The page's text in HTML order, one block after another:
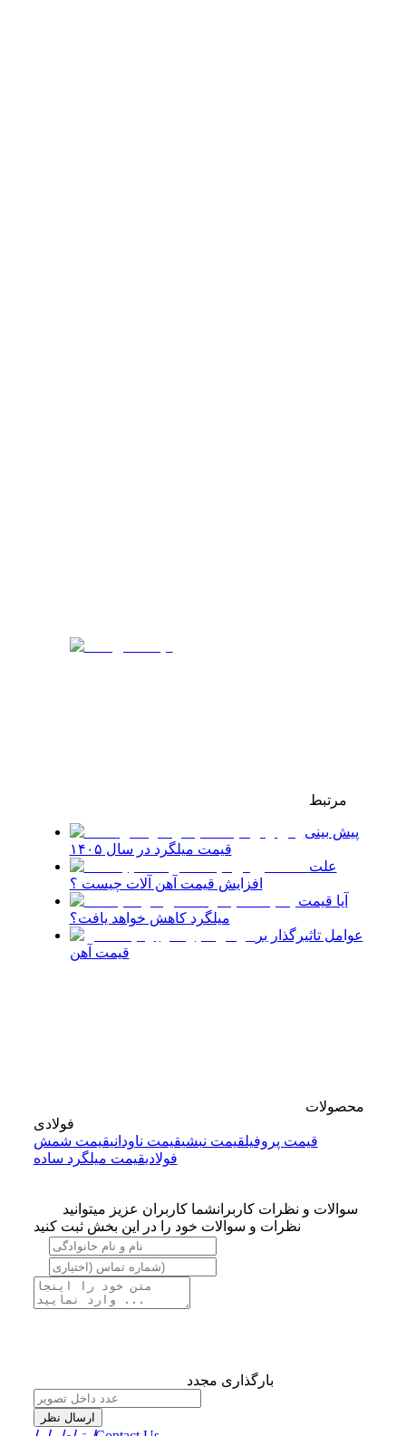
مرتبط
پیش بینی
قیمت میلگرد در سال ۱۴۰۵
علت
افزایش قیمت آهن آلات چیست ؟
آیا قیمت
میلگرد کاهش خواهد یافت؟
عوامل تاثیرگذار بر
قیمت آهن
محصولات
فولادی
قیمت پروفیلقیمت نبشیقیمت ناودانیقیمت شمش
فولادیقیمت میلگرد ساده
سوالات و نظرات کاربرانشما کاربران عزیز میتوانید
نظرات و سوالات خود را در این بخش ثبت کنید
بارگذاری مجدد
ارسال نظر